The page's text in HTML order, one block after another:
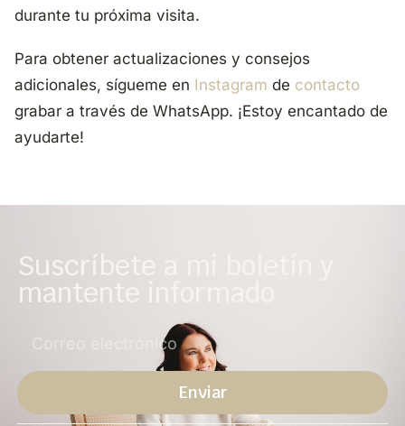
durante tu próxima visita.
Para obtener actualizaciones y consejos
adicionales, sígueme en Instagram de contacto
grabar a través de WhatsApp. ¡Estoy encantado de
ayudarte!
Suscríbete a mi boletín y
mantente informado
Enviar